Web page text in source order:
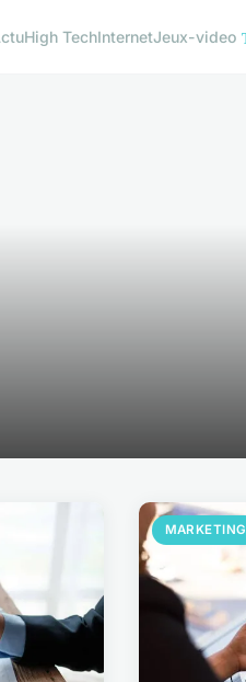
High TechInternetJeux-video
MARKETING